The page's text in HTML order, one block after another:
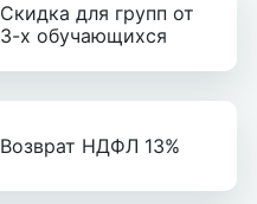
Скидка для групп от
3-х обучающихся
Возврат НДФЛ 13%